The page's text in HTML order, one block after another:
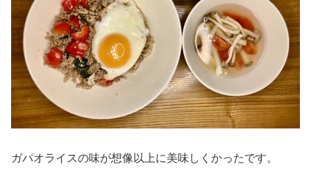
ガパオライスの味が想像以上に美味しくかったです。